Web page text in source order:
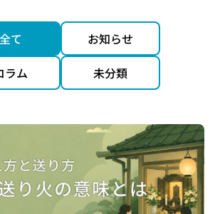
全て
お知らせ
ラム
未分類